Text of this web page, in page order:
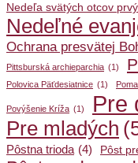
Nedeľa svätých otcov
Nedeľné
Ochrana presvätej
Pittsburská archieparchia (1)
Polovica Päťdesiatnice (1)
Povýšenie Kríža (1) Pre
Pre mladých
Pôstna trioda (4) Pôst